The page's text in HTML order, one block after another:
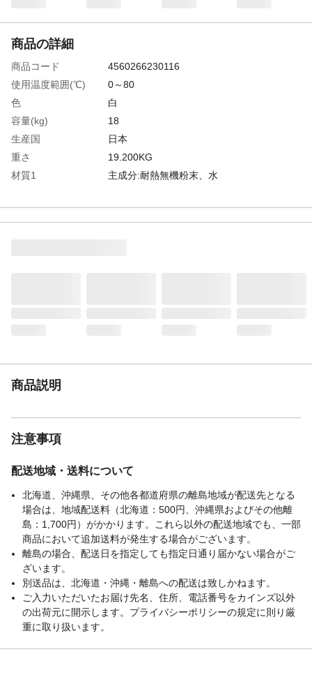
商品の詳細
商品コード
4560266230116
使用温度範囲(℃)
0～80
色
白
容量(kg)
18
生産国
日本
重さ
19.200KG
材質1
主成分:耐熱無機粉末、水
商品説明
注意事項
配送地域・送料について
北海道、沖縄県、その他各都道府県の離島地域が配送先となる
場合は、地域配送料（北海道：500円、沖縄県およびその他離
島：1,700円）がかかります。これら以外の配送地域でも、一部
商品において追加送料が発生する場合がございます。
離島の場合、配送日を指定しても指定日通り届かない場合がご
ざいます。
別送品は、北海道・沖縄・離島への配送は致しかねます。
ご入力いただいたお届け先名、住所、電話番号をカインズ以外
の出荷元に開示します。プライバシーポリシーの規定に則り厳
重に取り扱います。